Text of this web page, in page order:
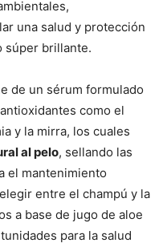
una salud y protección
súper brillante.
de un sérum formulado
como el
y la mirra, los cuales
al pelo, sellando las
el mantenimiento
entre el champú y la
a base de jugo de aloe
para la salud